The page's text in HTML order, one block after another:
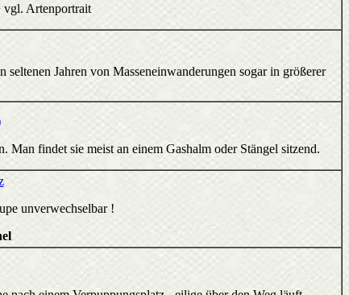
vgl. Artenportrait
Jahren von Masseneinwanderungen sogar in größerer
Man findet sie meist an einem Gashalm oder Stängel sitzend.
unverwechselbar !